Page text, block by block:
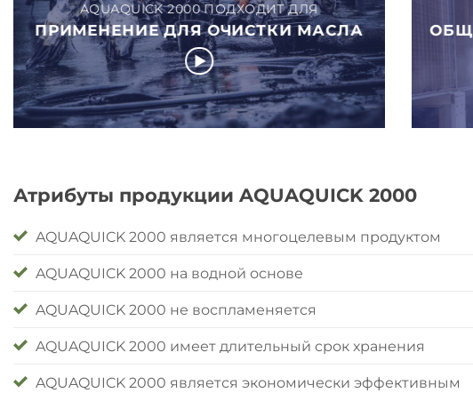
AQUAQUICK 2000 ПОДХОДИТ ДЛЯ
ПРИМЕНЕНИЕ ДЛЯ ОЧИСТКИ МАСЛА
Атрибуты продукции AQUAQUICK 2000
AQUAQUICK 2000 является многоцелевым продуктом
AQUAQUICK 2000 на водной основе
AQUAQUICK 2000 не воспламеняется
AQUAQUICK 2000 имеет длительный срок хранения
AQUAQUICK 2000 является экономически эффективным